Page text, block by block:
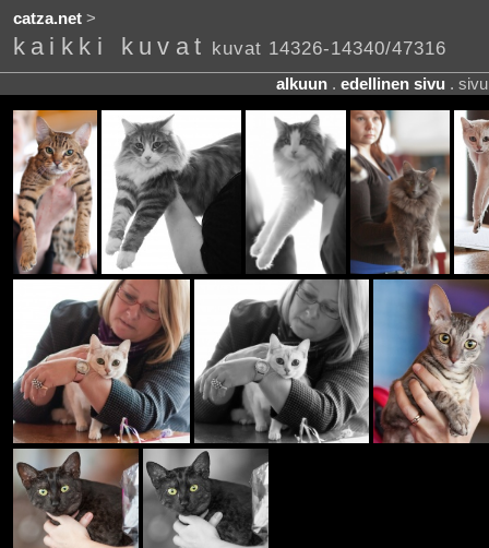
catza.net>
kaikki kuvat kuvat 14326-14340/47316
alkuun . edellinen sivu .